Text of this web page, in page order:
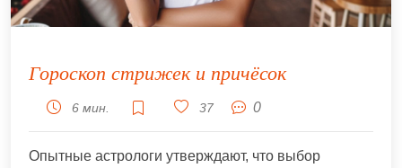
Гороскоп стрижек и причёсок
6 мин. 37 0
Опытные астрологи утверждают, что выбор